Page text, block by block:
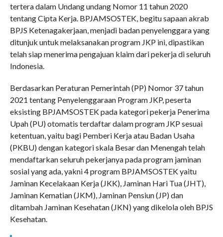
tertera dalam Undang undang Nomor 11 tahun 2020
tentang Cipta Kerja. BPJAMSOSTEK, begitu sapaan akrab
BPJS Ketenagakerjaan, menjadi badan penyelenggara yang
ditunjuk untuk melaksanakan program JKP ini, dipastikan
telah siap menerima pengajuan klaim dari pekerja di seluruh
Indonesia.
Berdasarkan Peraturan Pemerintah (PP) Nomor 37 tahun
2021 tentang Penyelenggaraan Program JKP, peserta
eksisting BPJAMSOSTEK pada kategori pekerja Penerima
Upah (PU) otomatis terdaftar dalam program JKP sesuai
ketentuan, yaitu bagi Pemberi Kerja atau Badan Usaha
(PKBU) dengan kategori skala Besar dan Menengah telah
mendaftarkan seluruh pekerjanya pada program jaminan
sosial yang ada, yakni 4 program BPJAMSOSTEK yaitu
Jaminan Kecelakaan Kerja (JKK), Jaminan Hari Tua (JHT),
Jaminan Kematian (JKM), Jaminan Pensiun (JP) dan
ditambah Jaminan Kesehatan (JKN) yang dikelola oleh BPJS
Kesehatan.